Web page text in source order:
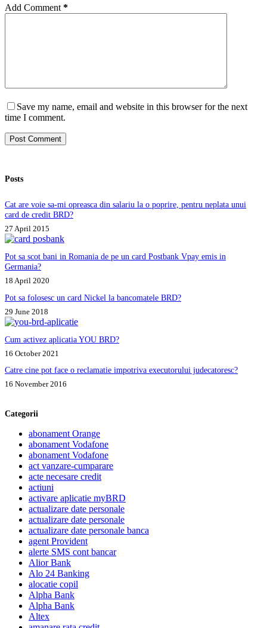
Add Comment *
Save my name, email and website in this browser for the next
time I comment.
Post Comment
Posts
Cat are voie sa-mi opreasca din salariu la o poprire, pentru neplata unui
card de credit BRD?
27 April 2015
Pot sa scot bani in Romania de pe un card Postbank Vpay emis in
Germania?
18 April 2020
Pot sa folosesc un card Nickel la bancomatele BRD?
29 June 2018
Cum activez aplicatia YOU BRD?
16 October 2021
Catre cine pot face o reclamatie impotriva executorului judecatoresc?
16 November 2016
Categorii
abonament Orange
abonament Vodafone
abonament Vodafone
act vanzare-cumparare
acte necesare credit
actiuni
activare aplicatie myBRD
actualizare date personale
actualizare date personale
actualizare date personale banca
agent Provident
alerte SMS cont bancar
Alior Bank
Alo 24 Banking
alocatie copil
Alpha Bank
Alpha Bank
Altex